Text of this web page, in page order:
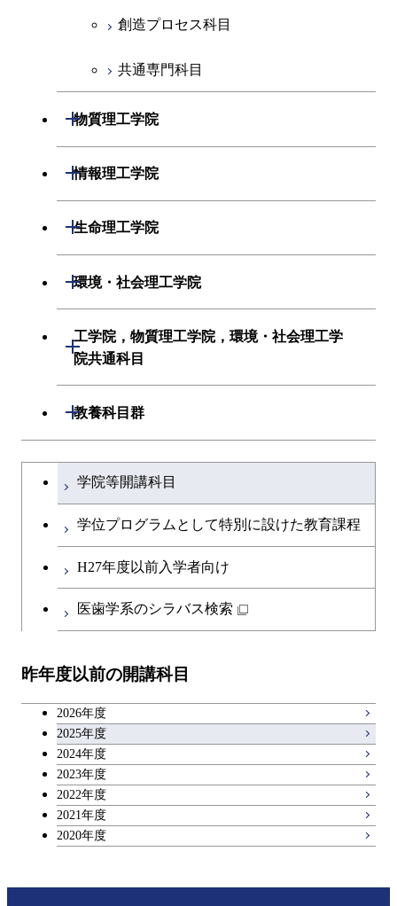
創造プロセス科目
共通専門科目
物質理工学院
開閉
材料系
初年次専門科目
共通専門科目
情報理工学院
開閉
数理・計算科学系
初年次専門科目
創造プロセス科目
共通専門科目
生命理工学院
開閉
生命理工学系
創造プロセス科目
共通専門科目
環境・社会理工学院
開閉
建築学系
融合理工学系
初年次専門科目
工学院，物質理工学院，環境・社会理工学
院共通科目
開閉
工学院，物質理工学院，環境・社会
教養科目群
開閉
文系教養科目
英語科目
第二外国語科目
アントレプレナーシップ科目
学士課程を切り替える
学院等開講科目
学位プログラムとして特別に設けた教育課程
H27年度以前入学者向け
医歯学系のシラバス検索
昨年度以前の開講科目
2026年度
2025年度
2024年度
2023年度
2022年度
2021年度
2020年度